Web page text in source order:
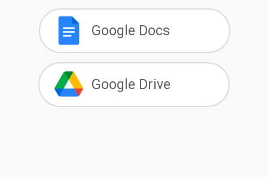
Google Docs
Google Drive